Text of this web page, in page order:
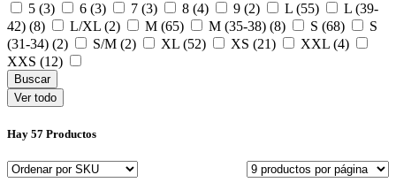
5 (3)
6 (3) 7 (3) 8 (4) 9 (2) L (55)
L (39-
42) (8)
L/XL (2) M (65) M (35-38) (8) S (68)
S
(31-34) (2)
S/M (2) XL (52) XS (21)
XXL (4)
XXS (12)
Ver todo
Hay 57 Productos